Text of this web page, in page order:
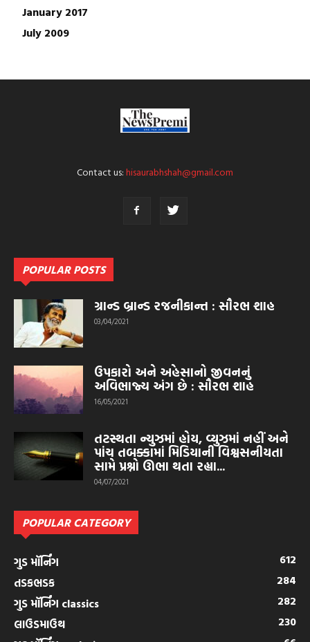
January 2017
July 2009
Contact us:hisaurabhshah@gmail.com
POPULAR POSTS
ગ્રાન્ડ બ્રાન્ડ રજનીકાન્ત : સૌરભ શાહ
03/04/2021
ઉપકારો અને અહેસાનો જીવનનું
અવિભાજ્ય અંગ છે : સૌરભ શાહ
16/05/2021
તટસ્થતા ન્યુઝમાં હોય, વ્યુઝમાં નહીં અને
પાંચ તબક્કામાં મિડિયાની વિશ્વસનીયતા
સામે પ્રશ્નો ઊભા થતા રહ્યા...
04/07/2021
POPULAR CATEGORY
ગુડ મૉર્નિંગ
612
તડકભડક
284
ગુડ મૉર્નિંગ classics
282
લાઉડમાઉથ
230